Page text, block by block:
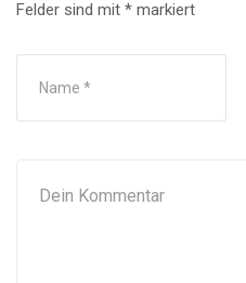
Felder sind mit * markiert